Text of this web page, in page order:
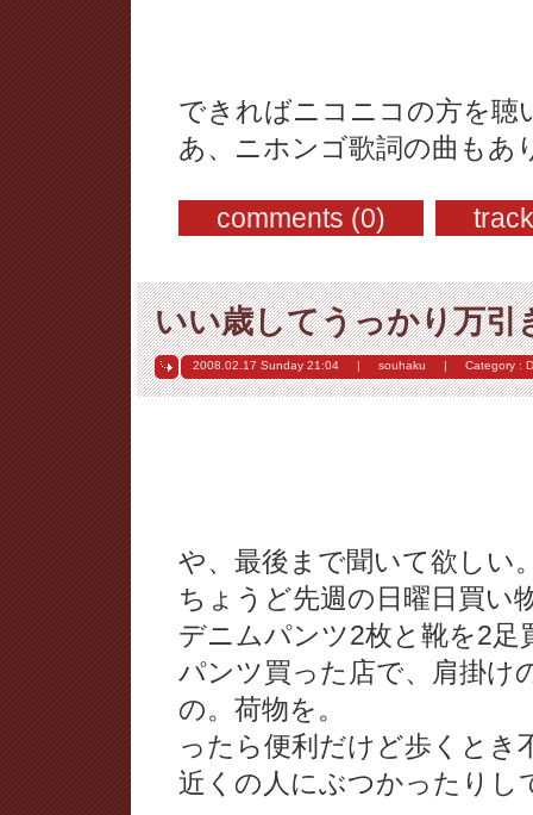
できればニコニコの方を聴
あ、ニホンゴ歌詞の曲もあ
comments (0)
いい歳してうっかり万
2008.02.17 Sunday 21:04 | souhaku | Category :
や、最後まで聞いて欲しい
ちょうど先週の日曜日買い
デニムパンツ2枚と靴を2足
パンツ買った店で、肩掛け
の。荷物を。
ったら便利だけど歩くとき
近くの人にぶつかったりし